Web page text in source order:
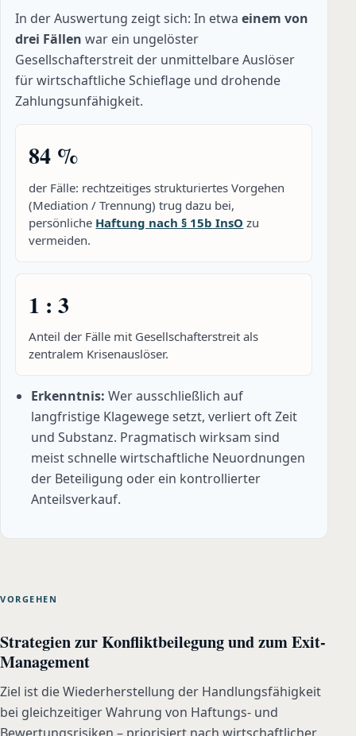
In der Auswertung zeigt sich: In etwaeinem von
drei Fällen war ein ungelöster
Gesellschafterstreit der unmittelbare Auslöser
für wirtschaftliche Schieflage und drohende
Zahlungsunfähigkeit.
84 %
der Fälle: rechtzeitiges strukturiertes Vorgehen
(Mediation / Trennung) trug dazu bei,
persönliche Haftung nach § 15b InsO zu
vermeiden.
1 : 3
Anteil der Fälle mit Gesellschafterstreit als
zentralem Krisenauslöser.
Erkenntnis: Wer ausschließlich auf
langfristige Klagewege setzt, verliert oft Zeit
und Substanz. Pragmatisch wirksam sind
meist schnelle wirtschaftliche Neuordnungen
der Beteiligung oder ein kontrollierter
Anteilsverkauf.
VORGEHEN
Strategien zur Konfliktbeilegung und zum Exit-
Management
Ziel ist die Wiederherstellung der Handlungsfähigkeit
bei gleichzeitiger Wahrung von Haftungs- und